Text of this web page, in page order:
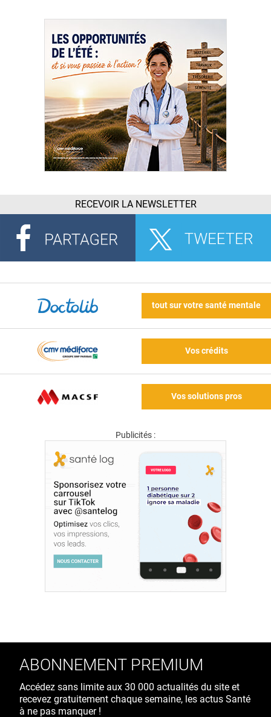
RECEVOIR LA NEWSLETTER
tout sur votre santé mentale
Vos crédits
Vos solutions pros
Publicités :
ABONNEMENT PREMIUM
Accédez sans limite aux 30 000 actualités du site et
recevez gratuitement chaque semaine, les actus Santé
à ne pas manquer !